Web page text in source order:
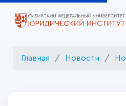
Главная Новости